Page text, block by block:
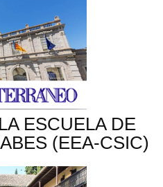
ESCUELA DE
(EEA-CSIC)